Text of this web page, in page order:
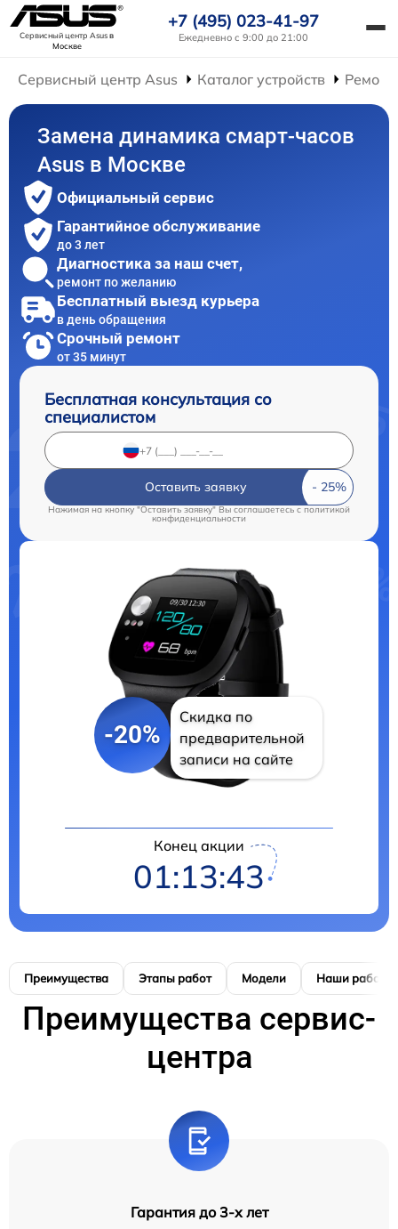
Сервисный центр Asusв
Москве
+7 (495) 023-41-97
Ежедневно с 9:00 до 21:00
Сервисный центр Asus Каталог устройств
Замена динамика смарт-часов
Asus в Москве
Официальный сервис
Гарантийное обслуживание
до 3 лет
Диагностика за наш счет,
ремонт по желанию
Бесплатный выезд курьера
в день обращения
Срочный ремонт
от 35 минут
Бесплатная консультация со
специалистом
Оставить заявку
Нажимая на кнопку "Оставить заявку" Вы соглашаетесь c политикой
конфиденциальности
-20%
Скидка по
предварительной
записи на сайте
Конец акции
01:13:42
Преимущества Этапы работ Модели Наши работы
Преимущества сервис-
центра
Гарантия до 3-х лет